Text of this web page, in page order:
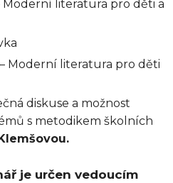
Moderní literatura pro děti a
Moderní literatura pro děti
diskuse a možnost
s metodikem školních
je určen vedoucím